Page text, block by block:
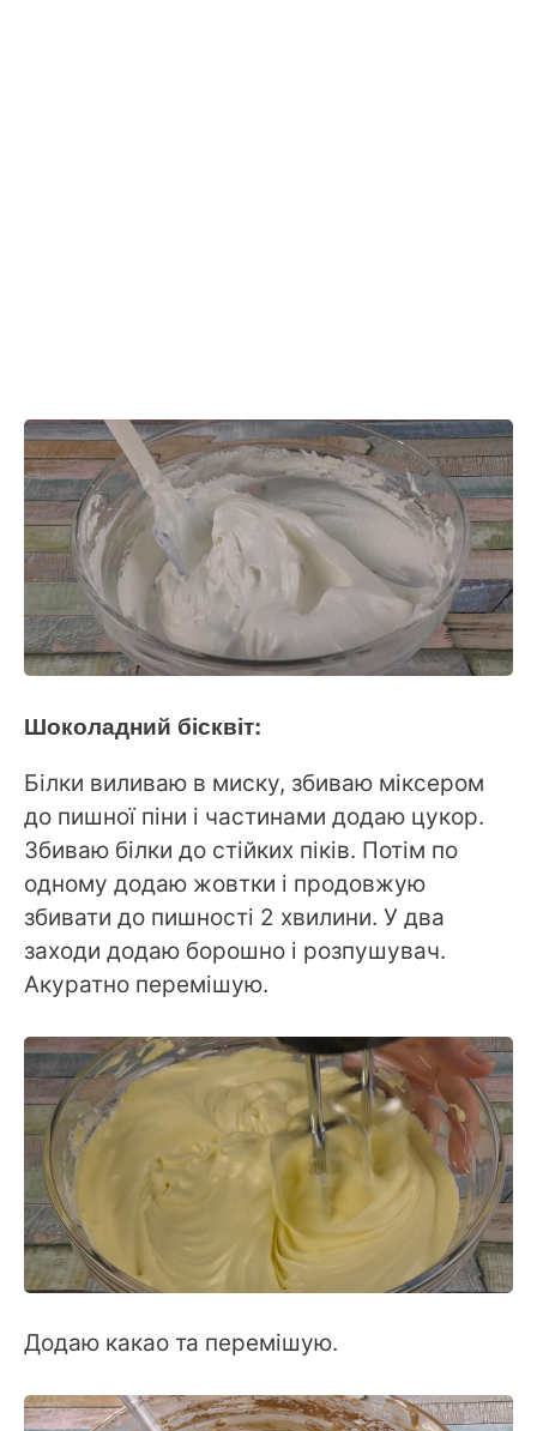
Шоколадний бісквіт:
Білки виливаю в миску, збиваю міксером
до пишної піни і частинами додаю цукор.
Збиваю білки до стійких піків. Потім по
одному додаю жовтки і продовжую
збивати до пишності 2 хвилини. У два
заходи додаю борошно і розпушувач.
Акуратно перемішую.
Додаю какао та перемішую.